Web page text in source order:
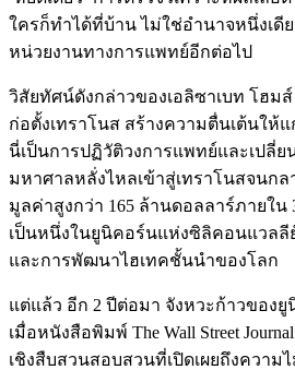
ใครก็ทำได้ที่บ้าน ไม่ใช่อำนาจหนึ่งเดี
หน่วยงานทางการแพทย์อีกต่อไป
วิสัยทัศน์ดังกล่าวของเอลิซาเบท โฮม
ก่อตั้งเทราโนส สร้างความตื่นเต้นให้
นี่เป็นการปฏิวัติวงการแพทย์และเปลี่
มหาศาลหลั่งไหลเข้าสู่เทราโนสจนก
มูลค่าสูงกว่า 165 ล้านดอลลาร์ภายใน
เป็นหนึ่งในยูนิคอร์นแห่งซิลิคอนแวลลี
และการพัฒนาไฮเทคชั้นนำของโลก
แต่แล้ว อีก 2 ปีต่อมา จังหวะก้าวของ
เมื่อหนังสือพิมพ์ The Wall Street Journal
เชิงสืบสวนสอบสวนที่เปิดเผยถึงควา